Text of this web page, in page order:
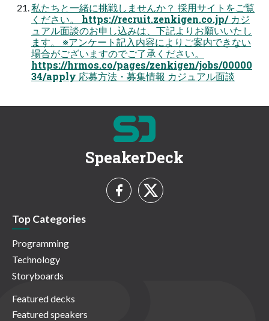
私たちと一緒に挑戦しませんか？ 採用サイトをご覧
ください。 https://recruit.zenkigen.co.jp/ カジ
ュアル面談のお申し込みは、下記よりお願いいたし
ます。 ※アンケート記入内容によりご案内できない
場合がございますのでご了承ください。
https://hrmos.co/pages/zenkigen/jobs/00000
34/apply 応募方法・募集情報 カジュアル面談
SpeakerDeck
Top Categories
Programming
Technology
Storyboards
Featured decks
Featured speakers